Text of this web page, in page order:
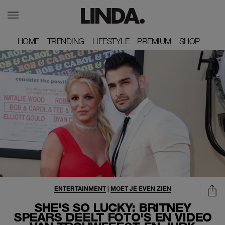
HOME
HOME TRENDING
TRENDING LIFESTYLE
LIFESTYLE PREMIUM
PREMIUM SHOP
SHOP
SHE'S SO LUCKY: BRITNEY
SPEARS DEELT FOTO'S EN VIDEO
ENTERTAINMENT| MOET JE EVEN ZIEN